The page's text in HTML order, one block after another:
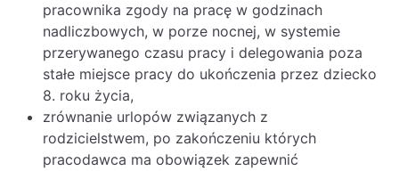
pracownika zgody na pracę w godzinach
nadliczbowych, w porze nocnej, w systemie
przerywanego czasu pracy i delegowania poza
stałe miejsce pracy do ukończenia przez dziecko
8. roku życia,
zrównanie urlopów związanych z
rodzicielstwem, po zakończeniu których
pracodawca ma obowiązek zapewnić